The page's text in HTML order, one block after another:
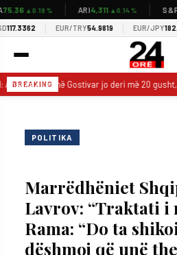
▲0.19 % 4,311▲0.14 % S&P
EUR/TRY54.9819 EUR/JPY182.04
BREAKING
Analiza e ujit në Gostivar jo deri më 20
POLITIKA
Marrëdhëniet
Lavrov: “Traktati i
Rama: “Do ta
dëshmoj që unë